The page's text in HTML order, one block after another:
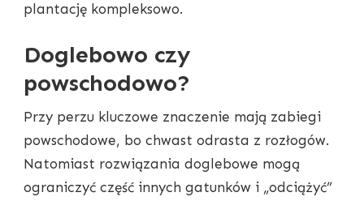
plantację kompleksowo.
Doglebowo czy
powschodowo?
Przy perzu kluczowe znaczenie mają zabiegi
powschodowe, bo chwast odrasta z rozłogów.
Natomiast rozwiązania doglebowe mogą
ograniczyć część innych gatunków i „odciążyć”